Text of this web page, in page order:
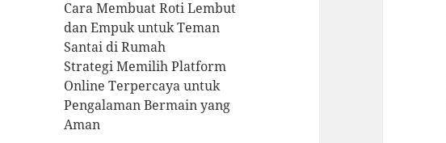
Cara Membuat Roti Lembut
dan Empuk untuk Teman
Santai di Rumah
Strategi Memilih Platform
Online Terpercaya untuk
Pengalaman Bermain yang
Aman